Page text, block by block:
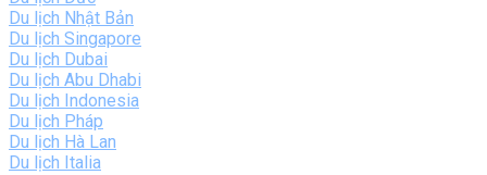
Du lịch Nhật Bản
Du lịch Singapore
Du lịch Dubai
Du lịch Abu Dhabi
Du lịch Indonesia
Du lịch Pháp
Du lịch Hà Lan
Du lịch Italia